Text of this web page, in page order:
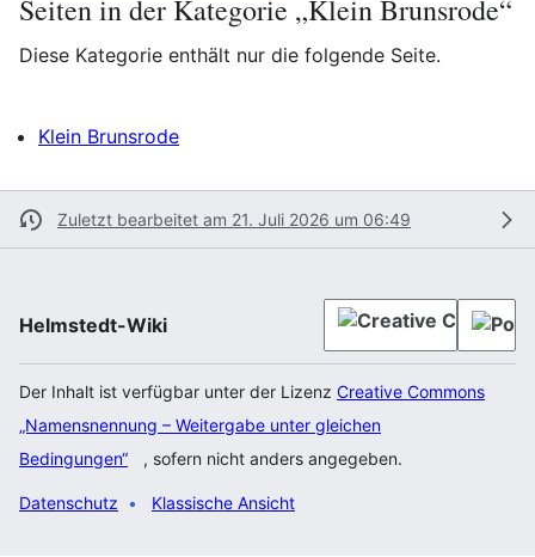
Seiten in der Kategorie „Klein Brunsrode“
Diese Kategorie enthält nur die folgende Seite.
Klein Brunsrode
Zuletzt bearbeitet am 21. Juli 2026 um 06:49
Helmstedt-Wiki
Der Inhalt ist verfügbar unter der Lizenz Creative Commons
„Namensnennung – Weitergabe unter gleichen
Bedingungen“
, sofern nicht anders angegeben.
Datenschutz Klassische Ansicht